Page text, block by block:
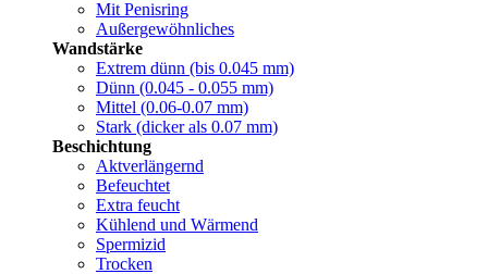
Mit Penisring
Außergewöhnliches
Wandstärke
Extrem dünn (bis 0.045 mm)
Dünn (0.045 - 0.055 mm)
Mittel (0.06-0.07 mm)
Stark (dicker als 0.07 mm)
Beschichtung
Aktverlängernd
Befeuchtet
Extra feucht
Kühlend und Wärmend
Spermizid
Trocken